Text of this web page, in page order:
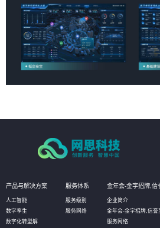
产品与解决方案
人工智能
数字孪生
数字化转型解
服务体系
服务级别
服务网络
金年会-金字招牌,信
企业简介
金年会-金字招牌,信誉
服务网络